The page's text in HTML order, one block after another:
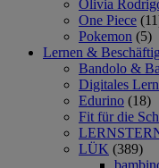
Olivia
One Piece
Pokemon (5)
Lernen &
Bandolo &
Digitales
Edurino (18)
Fit für die
LÜK (389)